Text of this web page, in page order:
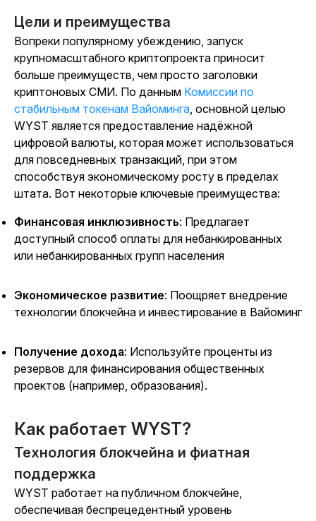
Цели и преимущества
Вопреки популярному убеждению, запуск
крупномасштабного криптопроекта приносит
больше преимуществ, чем просто заголовки
криптоновых СМИ. По данным Комиссии по
стабильным токенам Вайоминга, основной целью
WYST является предоставление надёжной
цифровой валюты, которая может использоваться
для повседневных транзакций, при этом
способствуя экономическому росту в пределах
штата. Вот некоторые ключевые преимущества:
Финансовая инклюзивность: Предлагает
доступный способ оплаты для небанкированных
или небанкированных групп населения
Экономическое развитие: Поощряет внедрение
технологии блокчейна и инвестирование в Вайоминг
Получение дохода: Используйте проценты из
резервов для финансирования общественных
проектов (например, образования).
Как работает WYST?
Технология блокчейна и фиатная
поддержка
WYST работает на публичном блокчейне,
обеспечивая беспрецедентный уровень